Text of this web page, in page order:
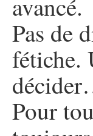
avancé.
Pas de
fétiche.
Pour